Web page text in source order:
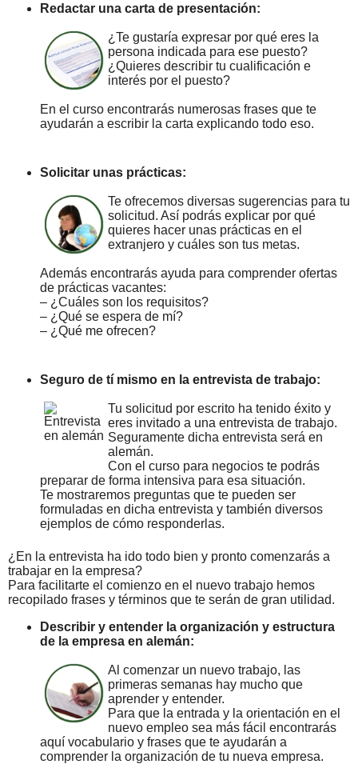
Redactar una carta de presentación:
¿Te gustaría expresar por qué eres la
persona indicada para ese puesto?
¿Quieres describir tu cualificación e
interés por el puesto?
En el curso encontrarás numerosas frases que te
ayudarán a escribir la carta explicando todo eso.
Solicitar unas prácticas:
Te ofrecemos diversas sugerencias para tu
solicitud. Así podrás explicar por qué
quieres hacer unas prácticas en el
extranjero y cuáles son tus metas.
Además encontrarás ayuda para comprender ofertas
de prácticas vacantes:
– ¿Cuáles son los requisitos?
– ¿Qué se espera de mí?
– ¿Qué me ofrecen?
Seguro de tí mismo en la entrevista de trabajo:
Tu solicitud por escrito ha tenido éxito y
eres invitado a una entrevista de trabajo.
Seguramente dicha entrevista será en
alemán.
Con el curso para negocios te podrás
preparar de forma intensiva para esa situación.
Te mostraremos preguntas que te pueden ser
formuladas en dicha entrevista y también diversos
ejemplos de cómo responderlas.
¿En la entrevista ha ido todo bien y pronto comenzarás a
trabajar en la empresa?
Para facilitarte el comienzo en el nuevo trabajo hemos
recopilado frases y términos que te serán de gran utilidad.
Describir y entender la organización y estructura
de la empresa en alemán:
Al comenzar un nuevo trabajo, las
primeras semanas hay mucho que
aprender y entender.
Para que la entrada y la orientación en el
nuevo empleo sea más fácil encontrarás
aquí vocabulario y frases que te ayudarán a
comprender la organización de tu nueva empresa.